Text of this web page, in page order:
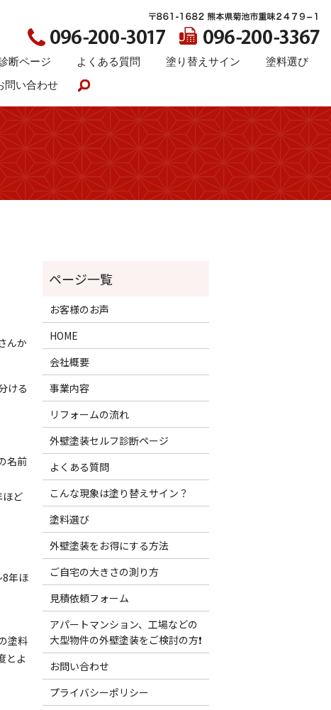
断ページ よくある質問 塗り替えサイン 塗料選び
問い合わせ search
んか
ける
名前
ほど
8年ほ
塗料
とよ
お客様のお声
HOME
会社概要
事業内容
リフォームの流れ
外壁塗装セルフ診断ページ
よくある質問
こんな現象は塗り替えサイン？
塗料選び
外壁塗装をお得にする方法
ご自宅の大きさの測り方
見積依頼フォーム
アパートマンション、工場などの
大型物件の外壁塗装をご検討の方❗️
お問い合わせ
プライバシーポリシー